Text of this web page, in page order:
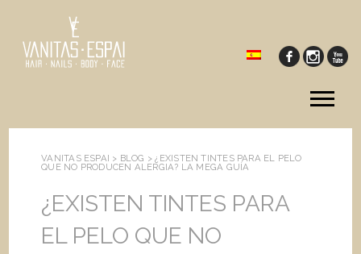
VANITAS ESPAI > BLOG >¿EXISTEN TINTES PARA EL PELO
QUE NO PRODUCEN ALERGIA? LA MEGA GUÍA
¿EXISTEN TINTES PARA
EL PELO QUE NO